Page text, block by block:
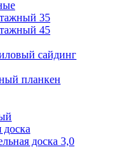
35
45
сайдинг
планкен
доска
доска 3,0